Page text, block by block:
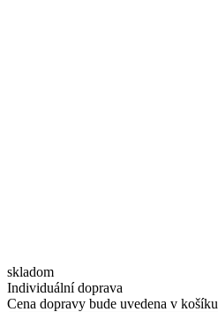
skladom
Individuální doprava
Cena dopravy bude uvedena v košíku